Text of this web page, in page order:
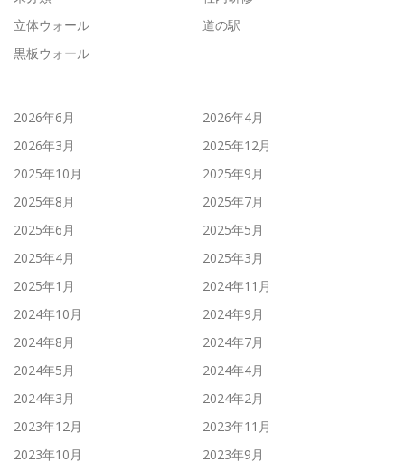
立体ウォール
道の駅
黒板ウォール
2026年6月
2026年4月
2026年3月
2025年12月
2025年10月
2025年9月
2025年8月
2025年7月
2025年6月
2025年5月
2025年4月
2025年3月
2025年1月
2024年11月
2024年10月
2024年9月
2024年8月
2024年7月
2024年5月
2024年4月
2024年3月
2024年2月
2023年12月
2023年11月
2023年10月
2023年9月